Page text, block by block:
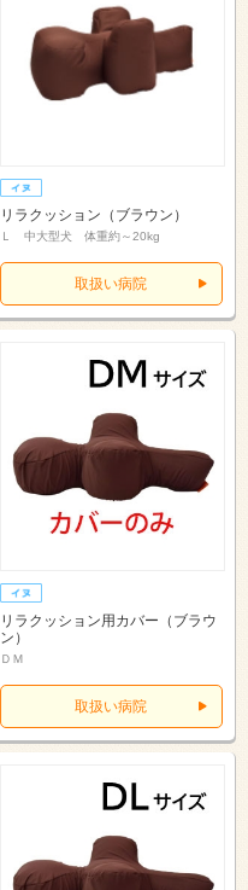
リラクッション（ブラウン）
Ｌ 中大型犬 体重約～20kg
取扱い病院
リラクッション用カバー（ブラウ
ン）
ＤＭ
取扱い病院